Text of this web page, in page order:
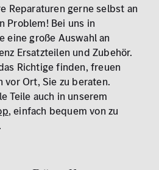
Reparaturen gerne selbst an
Problem! Bei uns in
eine große Auswahl an
Ersatzteilen und Zubehör.
Richtige finden, freuen
vor Ort, Sie zu beraten.
Teile auch in unserem
, einfach bequem von zu